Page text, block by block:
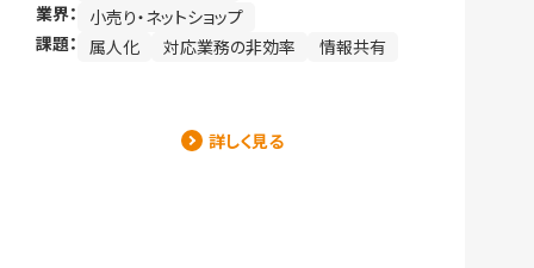
業界：
小売り・ネットショップ
課題： 属人化 対応業務の非効率 情報共有
詳しく見る